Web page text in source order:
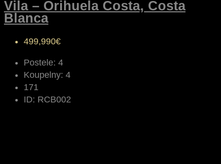
Vila – Orihuela Costa, Costa
Blanca
499,990€
Postele: 4
Koupelny: 4
171
ID: RCB002